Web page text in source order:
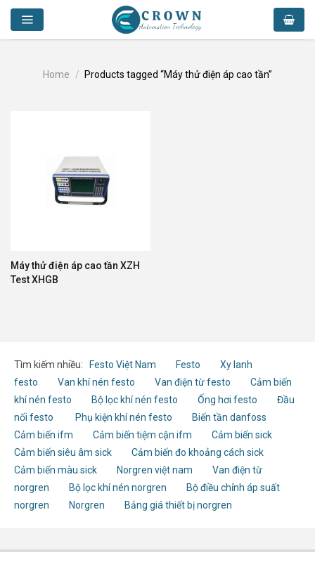
Skip
content
Home / Products tagged “Máy thử điện áp cao tần”
Máy thử điện áp cao tần XZH
Test XHGB
Tìm kiếm nhiều: Festo Việt Nam Festo
Xy lanh
festo
Van khí nén festo Van điện từ festo
Cảm biến
khí nén festo
Bộ lọc khí nén festo Ống hơi festo
Đầu
nối festo
Phụ kiện khí nén festo
Biến tần danfoss
Cảm biến ifm
Cảm biến tiệm cận ifm
Cảm biến sick
Cảm biến siêu âm sick
Cảm biến đo khoảng cách sick
Cảm biến màu sick
Norgren việt nam
Van điện từ
norgren
Bộ lọc khí nén norgren
Bộ điều chỉnh áp suất
norgren
Norgren Bảng giá thiết bị norgren